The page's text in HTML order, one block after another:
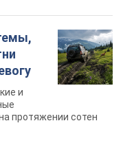
и
протяжении сотен